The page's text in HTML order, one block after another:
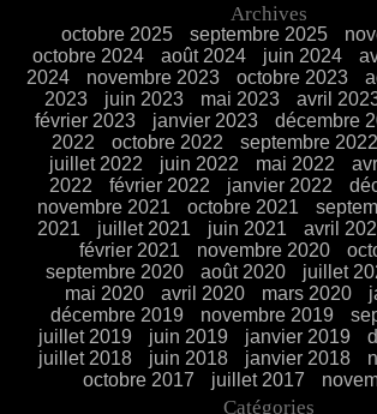
Archives
octobre 2025 septembre 2025
octobre 2024
août 2024 juin 2024
2024
novembre 2023 octobre 2023
2023
juin 2023 mai 2023 avril
février 2023
janvier 2023 décembre
2022
octobre 2022 septembre 2022
juillet 2022
juin 2022 mai 2022
2022
février 2022 janvier 2022
novembre 2021
octobre 2021
2021
juillet 2021 juin 2021 avril
février 2021
novembre 2020
septembre 2020
août 2020 juillet
mai 2020
avril 2020 mars 2020
décembre 2019
novembre 2019
juillet 2019
juin 2019 janvier 2019
juillet 2018
juin 2018 janvier 2018
octobre 2017
juillet 2017
Catégories